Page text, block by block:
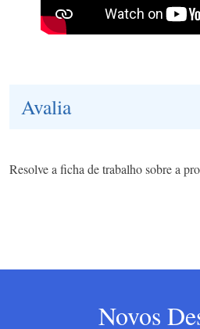
Avalia
Resolve a ficha de trabalho sobre a
Novos